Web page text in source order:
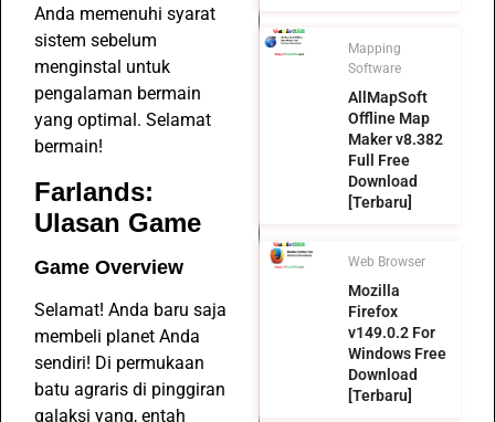
Anda memenuhi syarat
sistem sebelum
menginstal untuk
pengalaman bermain
yang optimal. Selamat
bermain!
Farlands:
Ulasan Game
Game Overview
Selamat! Anda baru saja
membeli planet Anda
sendiri! Di permukaan
batu agraris di pinggiran
galaksi yang, entah
Mapping
Software
AllMapSoft
Offline Map
Maker v8.382
Full Free
Download
[Terbaru]
Web Browser
Mozilla
Firefox
v149.0.2 For
Windows Free
Download
[Terbaru]